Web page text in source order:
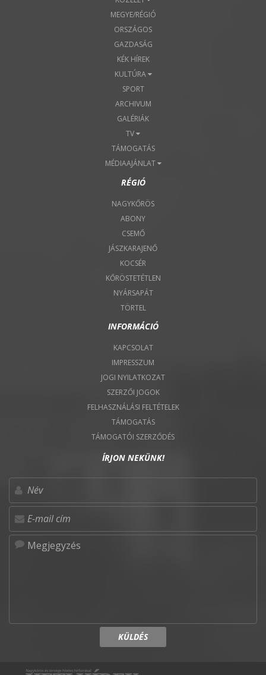
MEGYE/RÉGIÓ
ORSZÁGOS
GAZDASÁG
KÉK HÍREK
KULTÚRA
SPORT
ARCHIVUM
GALÉRIÁK
TV
TÁMOGATÁS
MÉDIAAJÁNLAT
RÉGIÓ
NAGYKŐRÖS
ABONY
CSEMŐ
JÁSZKARAJENŐ
KOCSÉR
KŐRÖSTETÉTLEN
NYÁRSAPÁT
TÖRTEL
INFORMÁCIÓ
KAPCSOLAT
IMPRESSZUM
JOGI NYILATKOZAT
SZERZŐI JOGOK
FELHASZNÁLÁSI FELTÉTELEK
TÁMOGATÁS
TÁMOGATÓI SZERZŐDÉS
ÍRJON NEKÜNK!
KÜLDÉS